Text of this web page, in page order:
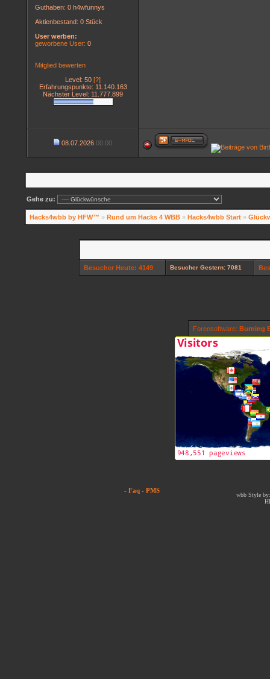
Guthaben: 0 h4wfunnys
Aktienbestand: 0 Stück
User werben:
geworbene User: 0
Mitglied bewerten
Level: 50 [?]
Erfahrungspunkte: 11.140.163
Nächster Level: 11.777.899
08.07.2026 00:00
Gehe zu:
Hacks4wbb by HFW™ » Rund um Hacks 4 WBB » Hacks4wbb Start »
Besucher Heute: 4149 Besucher Gestern: 7081
Forensoftware: Burning
- Faq - PMS
wbb Style